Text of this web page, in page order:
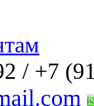
/ +7